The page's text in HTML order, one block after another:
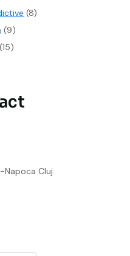
(8)
(9)
(15)
Napoca Cluj